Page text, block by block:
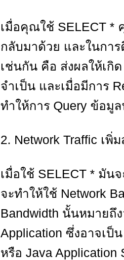
เมื่อคุณใช้ SELECT *
กลับมาด้วย และในกา
เช่นกัน คือ ส่งผลให้เกิ
จำเป็น และเมื่อมีการ
ทำให้การ Query ข้อมู
2. Network Traffic เพิ่
เมื่อใช้ SELECT * มัน
จะทำให้ใช้ Network
Bandwidth นั้นหมายถึ
Application ซึ่งอาจเป็
หรือ Java